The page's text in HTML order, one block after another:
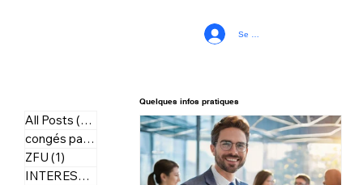
Se connecter
All Posts (20)
20 posts
congés payés
3 posts
ZFU (1)
INTERESSEMENT
1 post
Quelques infos pratiques